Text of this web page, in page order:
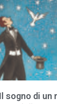
sogno di un